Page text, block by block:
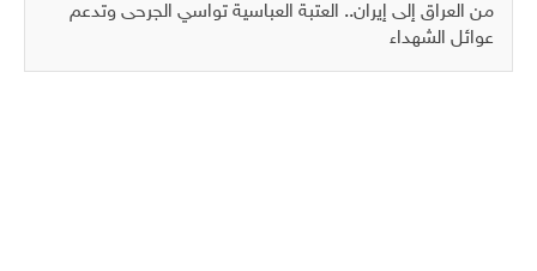
من العراق إلى إيران.. العتبة العباسية تواسي الجرحى وتدعم
عوائل الشهداء